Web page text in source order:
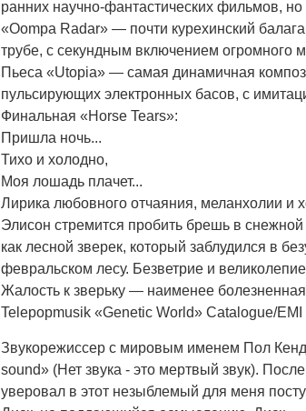
ранних научно-фантастических фильмов,
«Oompa Radar» — почти курехинский
трубе, с секундным включением огромного
Пьеса «Utopia» — самая динамичная
пульсирующих электронных басов, с
Финальная «Horse Tears»:
Пришла ночь...
Тихо и холодно,
Моя лошадь плачет...
Лирика любовного отчаяния, меланхолии и
Элисон стремится пробить брешь в
как лесной зверек, который заблудился в
февральском лесу. Безветрие и
Жалость к зверьку — наименее
Telepopmusik «Genetic World» Catalogue/
Звукорежиссер с мировым именем Пол
sound» (Нет звука - это мертвый звук).
уверовал в этот незыблемый для меня